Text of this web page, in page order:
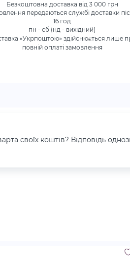
Безкоштовна доставка від 3 000 грн
передаються службі доставки
16 год
пн - сб (нд - вихідний)
«Укрпоштою» здійснюється лише
повній оплаті замовлення
своїх коштів? Відповідь